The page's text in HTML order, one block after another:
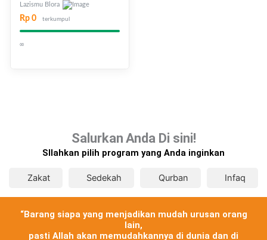
Lazismu Blora
Rp 0 terkumpul
∞
Salurkan Anda Di sini!
SIlahkan pilih program yang Anda inginkan
Zakat Sedekah Qurban Infaq
“Barang siapa yang menjadikan mudah urusan orang
lain,
pasti Allah akan memudahkannya di dunia dan di